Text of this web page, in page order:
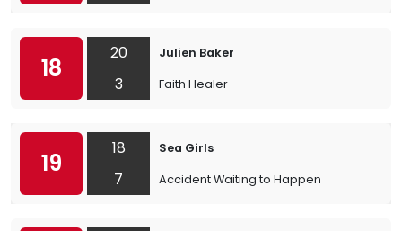
18
20
3
Julien Baker
Faith Healer
19
18
7
Sea Girls
Accident Waiting to Happen